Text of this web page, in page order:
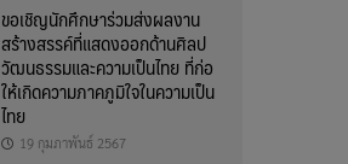
ขอเชิญนักศึกษาร่วมส่งผลงาน
สร้างสรรค์ที่แสดงออกด้านศิลป
วัฒนธรรมและความเป็นไทย ที่ก่อ
ให้เกิดความภาคภูมิใจในความเป็น
ไทย
19 กุมภาพันธ์ 2567